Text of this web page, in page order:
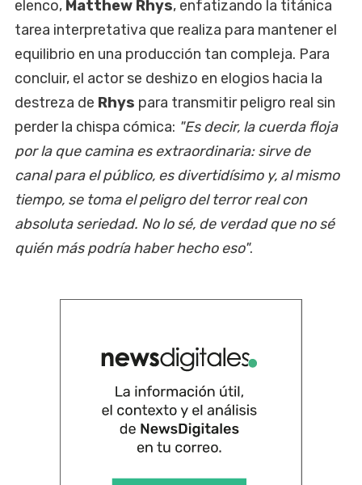
elenco, Matthew Rhys, enfatizando la titánica
tarea interpretativa que realiza para mantener el
equilibrio en una producción tan compleja. Para
concluir, el actor se deshizo en elogios hacia la
destreza de Rhys para transmitir peligro real sin
perder la chispa cómica: "Es decir, la cuerda floja
por la que camina es extraordinaria: sirve de
canal para el público, es divertidísimo y, al mismo
tiempo, se toma el peligro del terror real con
absoluta seriedad. No lo sé, de verdad que no sé
quién más podría haber hecho eso".